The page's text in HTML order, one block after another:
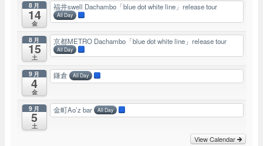
8月
14
金
福井swell Dachambo「blue dot white line」release tour
All Day
8月
15
土
京都METRO Dachambo「blue dot white line」release tour
All Day
9月
4
金
鎌倉 All Day
9月
5
土
金町Ao’z bar All Day
View Calendar